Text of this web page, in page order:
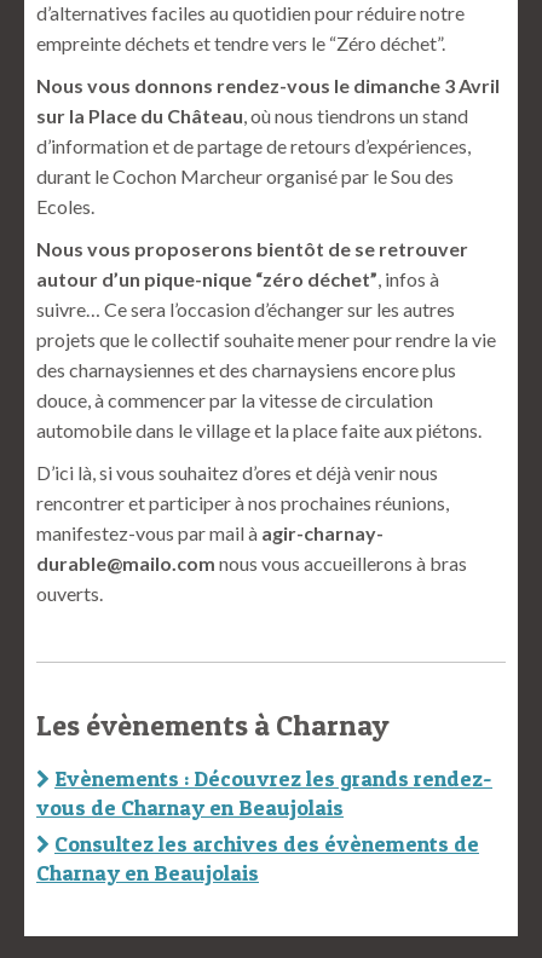
d’alternatives faciles au quotidien pour réduire notre
empreinte déchets et tendre vers le “Zéro déchet”.
Nous vous donnons rendez-vous le dimanche 3 Avril
sur la Place du Château, où nous tiendrons un stand
d’information et de partage de retours d’expériences,
durant le Cochon Marcheur organisé par le Sou des
Ecoles.
Nous vous proposerons bientôt de se retrouver
autour d’un pique-nique “zéro déchet”, infos à
suivre… Ce sera l’occasion d’échanger sur les autres
projets que le collectif souhaite mener pour rendre la vie
des charnaysiennes et des charnaysiens encore plus
douce, à commencer par la vitesse de circulation
automobile dans le village et la place faite aux piétons.
D’ici là, si vous souhaitez d’ores et déjà venir nous
rencontrer et participer à nos prochaines réunions,
manifestez-vous par mail à agir-charnay-
durable@mailo.com nous vous accueillerons à bras
ouverts.
Les évènements à Charnay
Evènements : Découvrez les grands rendez-
vous de Charnay en Beaujolais
Consultez les archives des évènements de
Charnay en Beaujolais